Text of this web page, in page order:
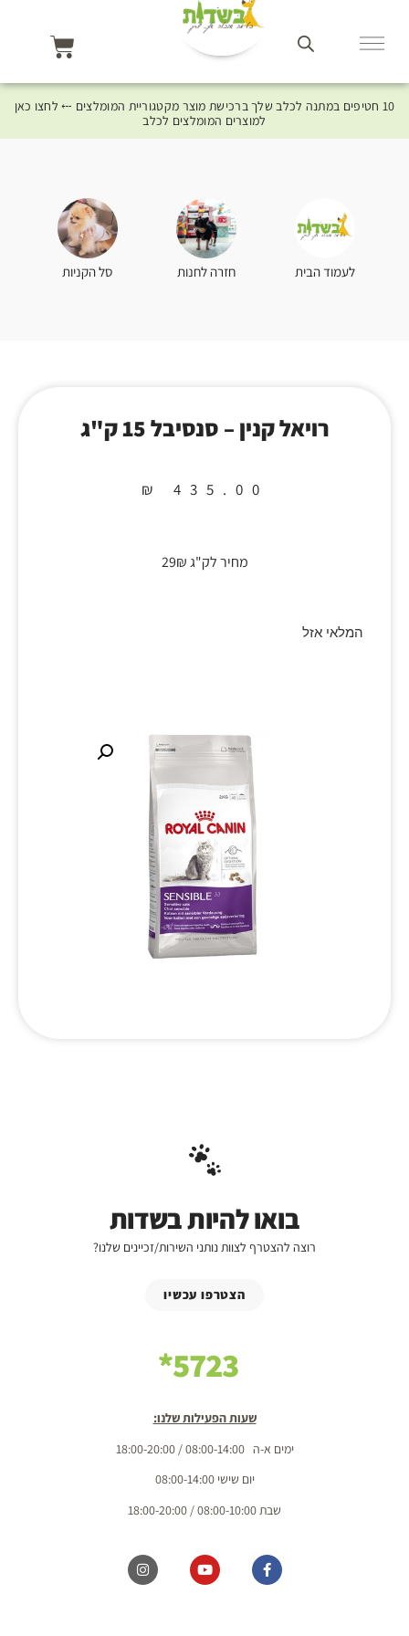
10 חטיפים במתנה לכלב שלך ברכישת מוצר מקטגוריית המומלצים ⤎ לחצו כאן
למוצרים המומלצים לכלב
לעמוד הבית חזרה לחנות סל הקניות
רויאל קנין – סנסיבל 15 ק"ג
₪ 435.00
מחיר לק"ג 29₪
המלאי אזל
בואו להיות בשדות
רוצה להצטרף לצוות נותני השירות/זכיינים שלנו?
הצטרפו עכשיו
5723*
שעות הפעילות שלנו:
ימים א-ה 08:00-14:00 / 18:00-20:00
יום שישי 08:00-14:00
שבת 08:00-10:00 / 18:00-20:00